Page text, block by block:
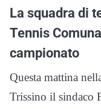
La squadra di
Tennis
campionato
Questa mattina
Trissino il sindaco